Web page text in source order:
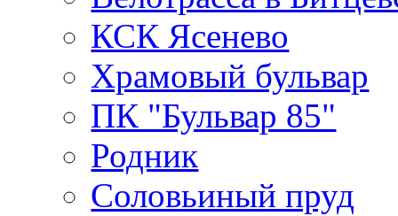
КСК Ясенево
Храмовый бульвар
ПК "Бульвар 85"
Родник
Соловьиный пруд